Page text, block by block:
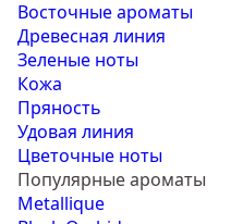
Восточные ароматы
Древесная линия
Зеленые ноты
Кожа
Пряность
Удовая линия
Цветочные ноты
Популярные ароматы
Metallique